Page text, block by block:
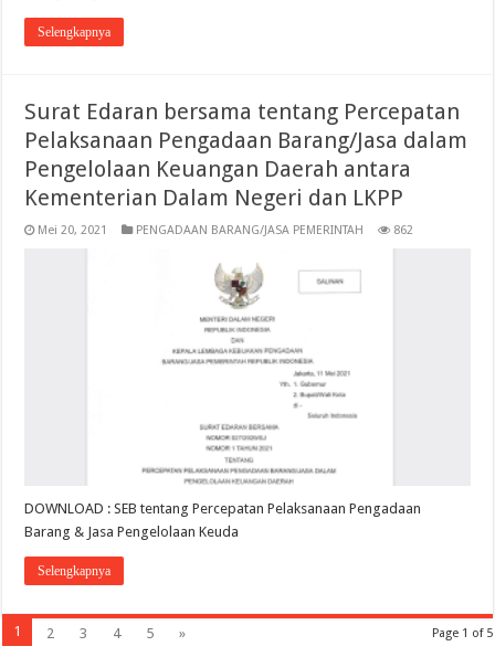
Selengkapnya
Surat Edaran bersama tentang Percepatan
Pelaksanaan Pengadaan Barang/Jasa dalam
Pengelolaan Keuangan Daerah antara
Kementerian Dalam Negeri dan LKPP
Mei 20, 2021 PENGADAAN BARANG/JASA PEMERINTAH 862
DOWNLOAD : SEB tentang Percepatan Pelaksanaan Pengadaan
Barang & Jasa Pengelolaan Keuda
Selengkapnya
Page 1 of 5
1 2 3 4 5 »